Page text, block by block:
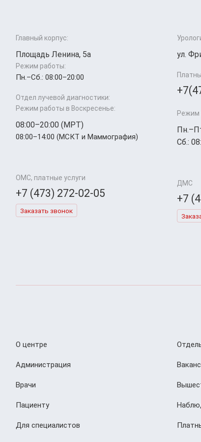
Главный корпус:
Площадь Ленина, 5а
Режим работы:
Пн.–Cб.: 08:00–20:00
Отдел лучевой диагностики:
Режим работы в Воскресенье:
08:00–20:00 (МРТ)
08:00–14:00 (МСКТ и Маммография)
ОМС, платные услуги
+7 (473) 272-02-05
Заказать звонок
ул.
Режим
Сб.:
ДМС
+7
О центре
Администрация
Врачи
Пациенту
Для специалистов